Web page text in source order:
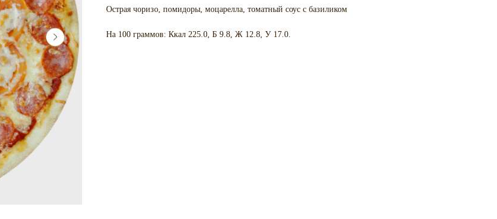
Острая чоризо, помидоры, моцарелла, томатный соус с базиликом
На 100 граммов: Ккал 225.0, Б 9.8, Ж 12.8, У 17.0.